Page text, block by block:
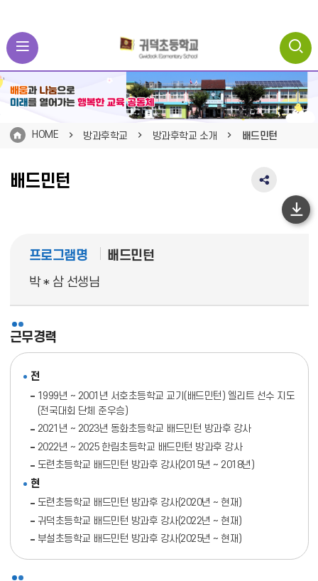
HOME 방과후학교 방과후학교 소개 배드민턴
배드민턴
SNS
프로그램명 배드민턴
박 * 삼 선생님
근무경력
전
1999년 ~ 2001년 서호초등학교 교기(배드민턴) 엘리트 선수 지도
(전국대회 단체 준우승)
2021년 ~ 2023년 동화초등학교 배드민턴 방과후 강사
2022년 ~ 2025 한림초등학교 배드민턴 방과후 강사
도련초등학교 배드민턴 방과후 강사(2015년 ~ 2018년)
현
도련초등학교 배드민턴 방과후 강사(2020년 ~ 현재)
귀덕초등학교 배드민턴 방과후 강사(2022년 ~ 현재)
부설초등학교 배드민턴 방과후 강사(2025년 ~ 현재)
하